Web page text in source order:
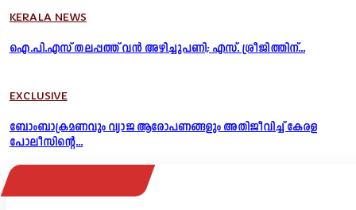
KERALA NEWS
ഐ.പി.എസ് തലപ്പത്ത് വൻ അഴിച്ചുപണി; എസ്. ശ്രീജിത്തിന്...
EXCLUSIVE
ബോംബാക്രമണവും വ്യാജ ആരോപണങ്ങളും അതിജീവിച്ച് കേരള
പോലീസിന്റെ...